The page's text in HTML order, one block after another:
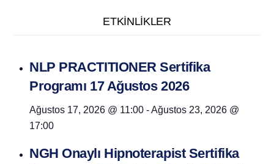
ETKİNLİKLER
NLP PRACTITIONER Sertifika
Programı 17 Ağustos 2026
Ağustos 17, 2026 @ 11:00 -Ağustos 23, 2026 @
17:00
NGH Onaylı Hipnoterapist Sertifika